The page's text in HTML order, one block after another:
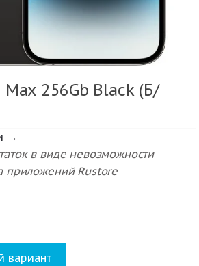
256Gb Black (Б/
→
в виде невозможности
приложений Rustore
вариант